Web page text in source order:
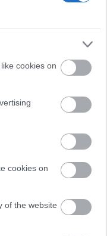
cookies on
cookies on
of the website